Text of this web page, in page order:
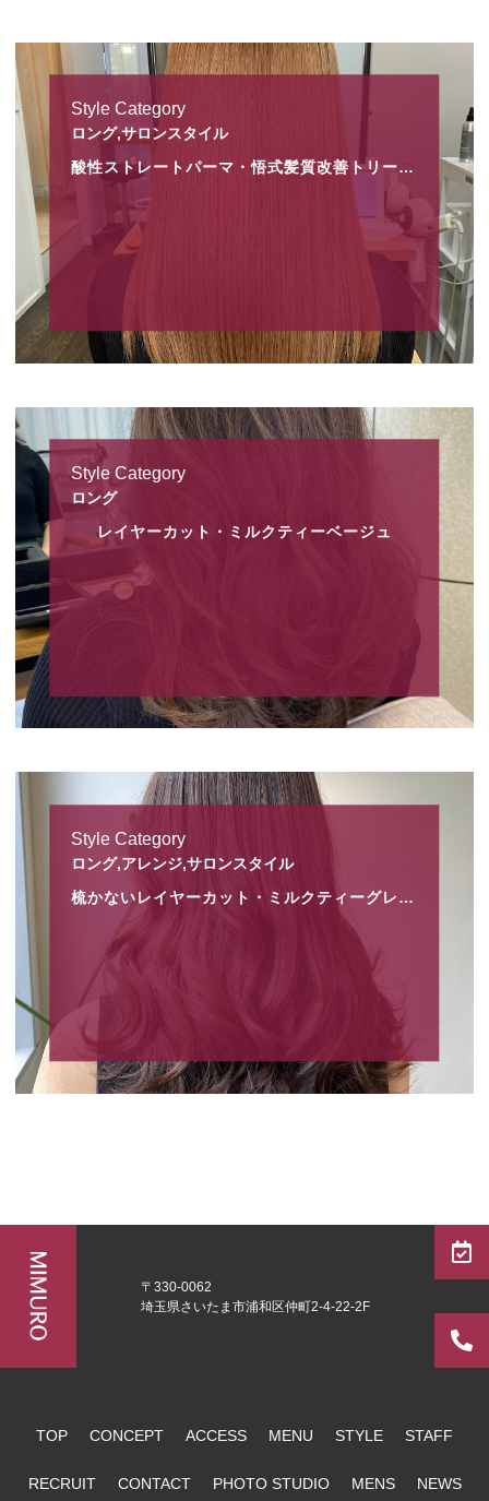
Style Category
ロング,サロンスタイル
酸性ストレートパーマ・悟式髪質改善トリートメント
Style Category
ロング
レイヤーカット・ミルクティーベージュ
Style Category
ロング,アレンジ,サロンスタイル
梳かないレイヤーカット・ミルクティーグレージュ
〒330-0062
埼玉県さいたま市浦和区仲町2-4-22-2F
TOP CONCEPT ACCESS MENU STYLE STAFF
RECRUIT CONTACT PHOTO STUDIO MENS NEWS